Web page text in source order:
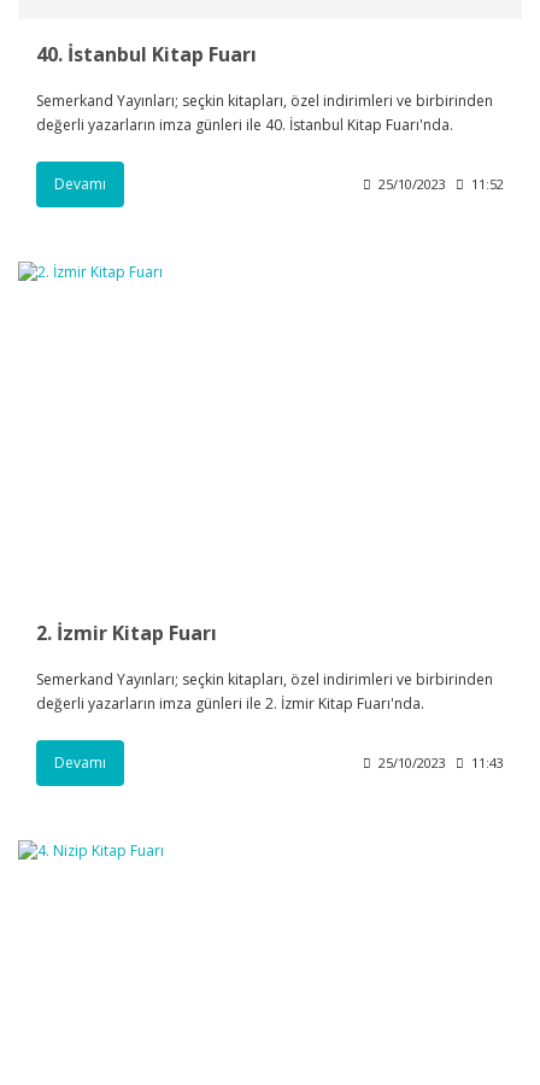
40. İstanbul Kitap Fuarı
Semerkand Yayınları; seçkin kitapları, özel indirimleri ve birbirinden
değerli yazarların imza günleri ile 40. İstanbul Kitap Fuarı'nda.
Devamı 25/10/2023 11:52
2. İzmir Kitap Fuarı
Semerkand Yayınları; seçkin kitapları, özel indirimleri ve birbirinden
değerli yazarların imza günleri ile 2. İzmir Kitap Fuarı'nda.
Devamı 25/10/2023 11:43